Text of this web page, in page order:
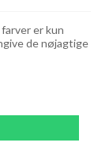
er kun
de nøjagtige